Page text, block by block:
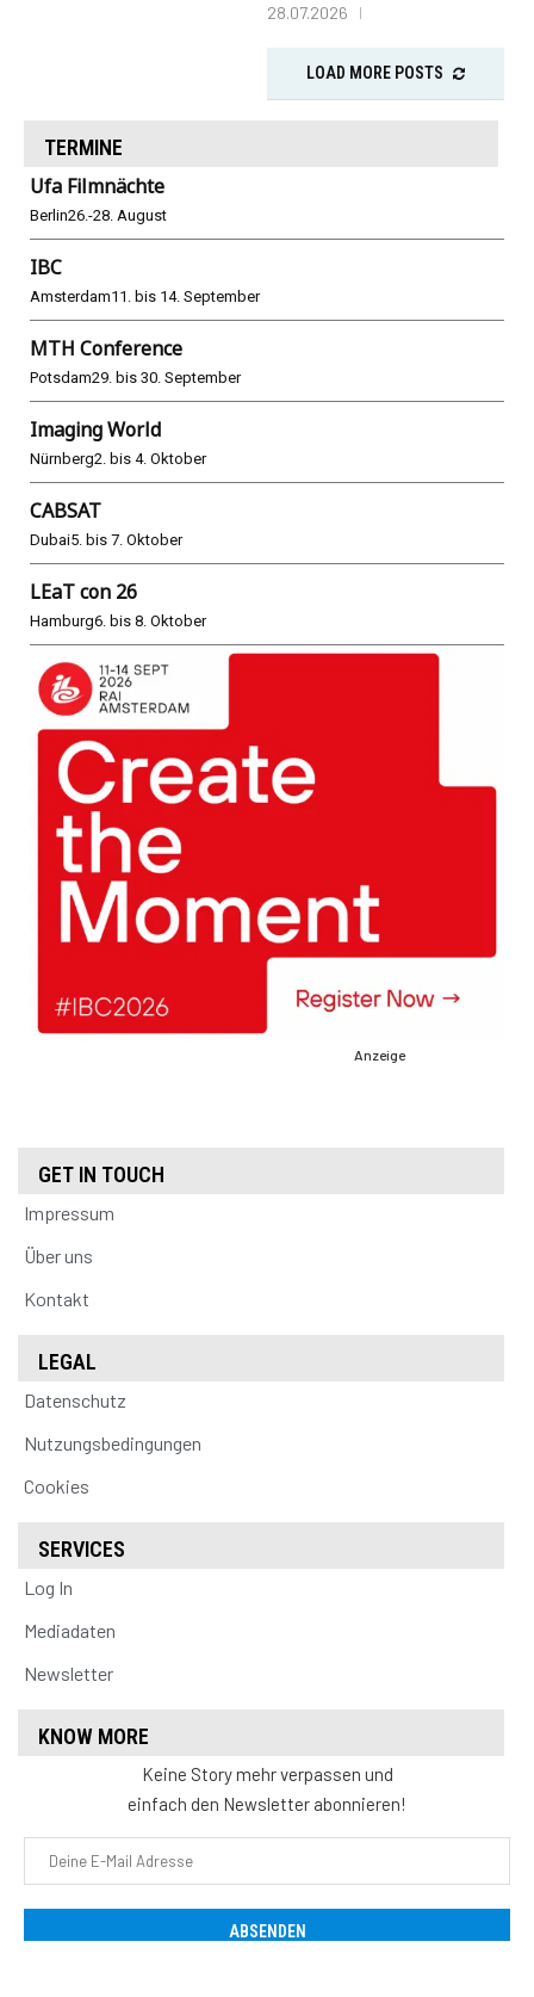
28.07.2026
LOAD MORE POSTS
TERMINE
Ufa Filmnächte
Berlin26.-28. August
IBC
Amsterdam11. bis 14. September
MTH Conference
Potsdam29. bis 30. September
Imaging World
Nürnberg2. bis 4. Oktober
CABSAT
Dubai5. bis 7. Oktober
LEaT con 26
Hamburg6. bis 8. Oktober
Anzeige
GET IN TOUCH
Impressum
Über uns
Kontakt
LEGAL
Datenschutz
Nutzungsbedingungen
Cookies
SERVICES
Log In
Mediadaten
Newsletter
KNOW MORE
Keine Story mehr verpassen und
einfach den Newsletter abonnieren!